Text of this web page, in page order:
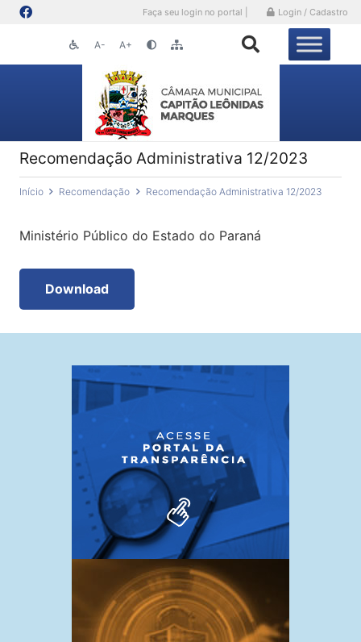
Faça seu login no portal | Login / Cadastro
A- A+
Recomendação Administrativa 12/2023
Início Recomendação Recomendação Administrativa 12/2023
Ministério Público do Estado do Paraná
Download